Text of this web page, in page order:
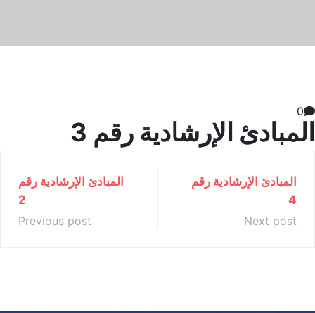
0
المبادئ الإرشادية رقم 3
المبادئ الإرشادية رقم
2
Previous post
المبادئ الإرشادية رقم
4
Next post